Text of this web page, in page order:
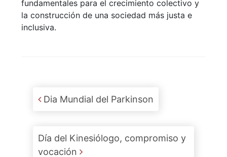
fundamentales para el crecimiento colectivo y
la construcción de una sociedad más justa e
inclusiva.
Post navigation
Dia Mundial del Parkinson
Día del Kinesiólogo, compromiso y
vocación